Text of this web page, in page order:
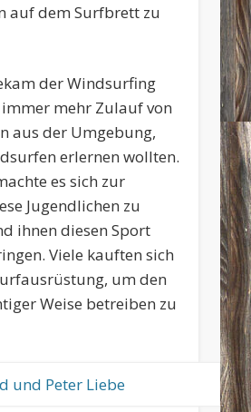
auf dem Surfbrett zu
der Windsurfing
mehr Zulauf von
aus der Umgebung,
erlernen wollten.
es sich zur
Jugendlichen zu
ihnen diesen Sport
Viele kauften sich
um den
Weise betreiben zu